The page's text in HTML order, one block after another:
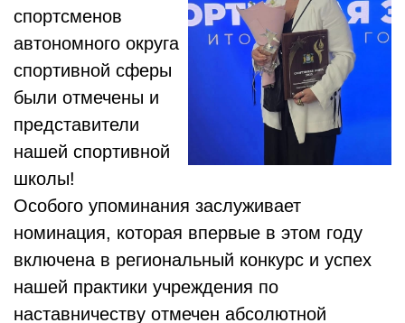
спортсменов
автономного округа
спортивной сферы
были отмечены и
представители
нашей спортивной
школы!
Особого упоминания заслуживает
номинация, которая впервые в этом году
включена в региональный конкурс и успех
нашей практики учреждения по
наставничеству отмечен абсолютной